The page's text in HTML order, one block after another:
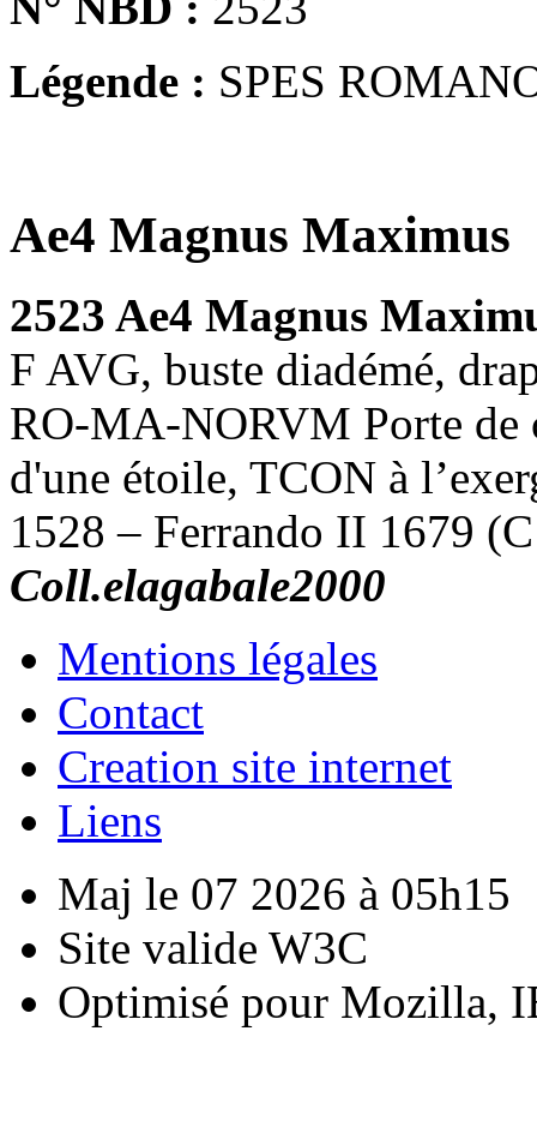
Légende : SPES
Ae4 Magnus Maximus
2523 Ae4 Magnus
F AVG, buste diadémé,
RO-MA-NORVM Porte de
d'une étoile, TCON à
1528 – Ferrando II 1679
Coll.elagabale2000
Mentions légales
Contact
Creation site internet
Liens
Maj le 07 2026 à 05h15
Site valide W3C
Optimisé pour Mozilla,